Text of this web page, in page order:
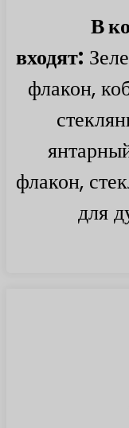
В
входят:
флакон,
флакон,
для